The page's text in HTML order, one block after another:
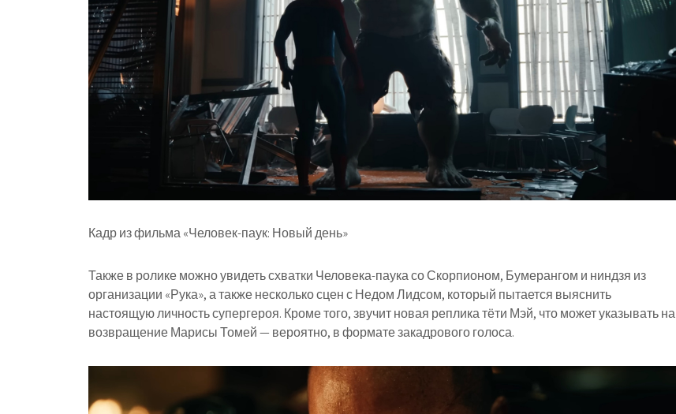
Кадр из фильма «Человек-паук: Новый день»
Также в ролике можно увидеть схватки Человека-паука со Скорпионом, Бумерангом и ниндзя из
организации «Рука», а также несколько сцен с Недом Лидсом, который пытается выяснить
настоящую личность супергероя. Кроме того, звучит новая реплика тёти Мэй, что может указывать на
возвращение Марисы Томей — вероятно, в формате закадрового голоса.